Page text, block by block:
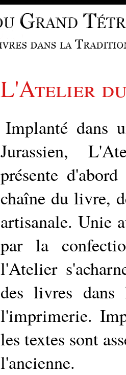
L'Atelier
Implanté dans
Jurassien,
présente
chaîne du livre,
artisanale. Unie
par la
l'Atelier
des livres
l'imprimerie.
les textes sont
l'ancienne.